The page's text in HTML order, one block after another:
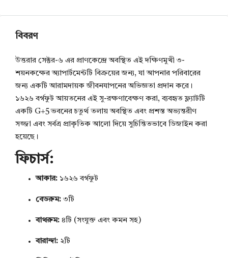
বিবরণ
উত্তরার সেক্টর-৬ এর প্রাণকেন্দ্রে অবস্থিত এই দক্ষিণমুখী ৩-
শয়নকক্ষের অ্যাপার্টমেন্টটি বিক্রয়ের জন্য, যা আপনার পরিবারের
জন্য একটি আরামদায়ক জীবনযাপনের অভিজ্ঞতা প্রদান করে।
১৬২৬ বর্গফুট আয়তনের এই সু-রক্ষণাবেক্ষণ করা, ব্যবহৃত ফ্ল্যাটটি
একটি G+5 ভবনের চতুর্থ তলায় অবস্থিত এবং প্রশস্ত অভ্যন্তরীণ
সজ্জা এবং সর্বত্র প্রাকৃতিক আলো দিয়ে সুচিন্তিতভাবে ডিজাইন করা
হয়েছে।
ফিচার্স:
আকার: ১৬২৬ বর্গফুট
বেডরুম: ৩টি
বাথরুম: ৪টি (সংযুক্ত এবং কমন সহ)
বারান্দা: ২টি